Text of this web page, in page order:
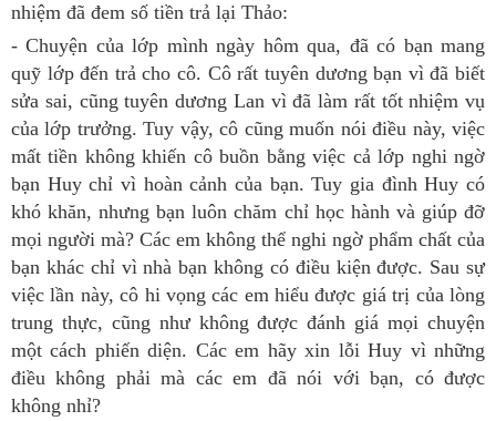
nhiệm đã đem số tiền trả lại Thảo:
- Chuyện của lớp mình ngày hôm qua, đã có bạn mang
quỹ lớp đến trả cho cô. Cô rất tuyên dương bạn vì đã biết
sửa sai, cũng tuyên dương Lan vì đã làm rất tốt nhiệm vụ
của lớp trưởng. Tuy vậy, cô cũng muốn nói điều này, việc
mất tiền không khiến cô buồn bằng việc cả lớp nghi ngờ
bạn Huy chỉ vì hoàn cảnh của bạn. Tuy gia đình Huy có
khó khăn, nhưng bạn luôn chăm chỉ học hành và giúp đỡ
mọi người mà? Các em không thể nghi ngờ phẩm chất của
bạn khác chỉ vì nhà bạn không có điều kiện được. Sau sự
việc lần này, cô hi vọng các em hiểu được giá trị của lòng
trung thực, cũng như không được đánh giá mọi chuyện
một cách phiến diện. Các em hãy xin lỗi Huy vì những
điều không phải mà các em đã nói với bạn, có được
không nhỉ?